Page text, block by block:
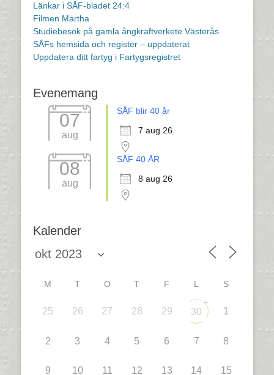
Länkar i SÅF-bladet 24:4
Filmen Martha
Studiebesök på gamla ångkraftverkete Västerås
SÅFs hemsida och register – uppdaterat
Uppdatera ditt fartyg i Fartygsregistret
Evenemang
07
aug
SÅF blir 40 år
7 aug 26
08
aug
SÅF 40 ÅR
8 aug 26
Kalender
M T O T F L S
25 26 27 28 29 30
+
1
2 3 4 5 6 7 8
9 10 11 12 13 14 15